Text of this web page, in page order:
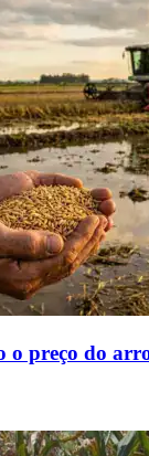
o preço do